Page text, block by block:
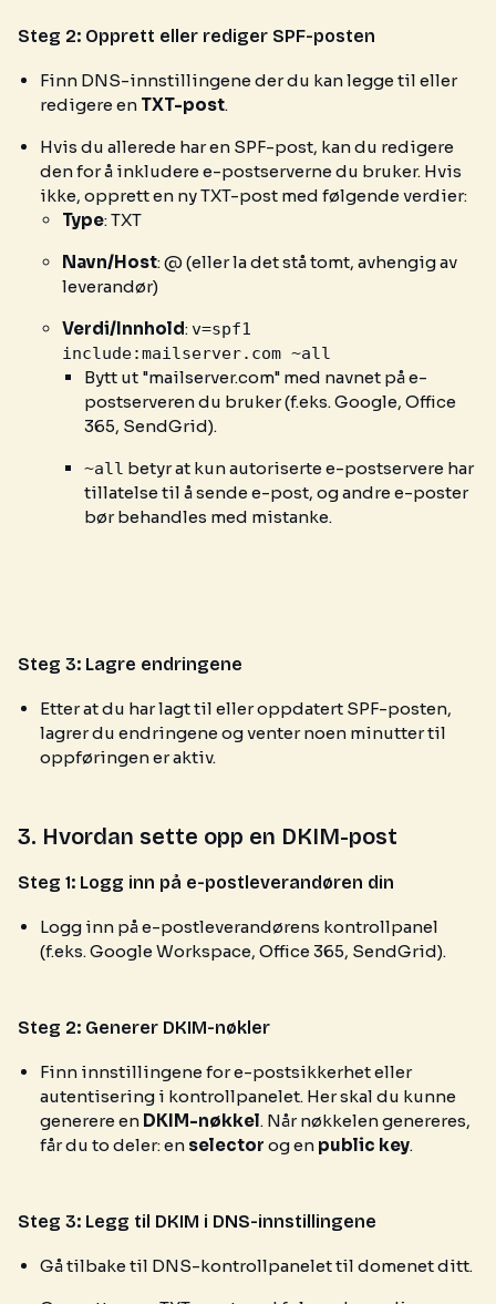
Steg 2: Opprett eller rediger SPF-posten
Finn DNS-innstillingene der du kan legge til eller
redigere en TXT-post.
Hvis du allerede har en SPF-post, kan du redigere
den for å inkludere e-postserverne du bruker. Hvis
ikke, opprett en ny TXT-post med følgende verdier:
Type: TXT
Navn/Host: @ (eller la det stå tomt, avhengig av
leverandør)
Verdi/Innhold:v=spf1
include:mailserver.com ~all
Bytt ut "mailserver.com" med navnet på e-
postserveren du bruker (f.eks. Google, Office
365, SendGrid).
~all betyr at kun autoriserte e-postservere har
tillatelse til å sende e-post, og andre e-poster
bør behandles med mistanke.
Steg 3: Lagre endringene
Etter at du har lagt til eller oppdatert SPF-posten,
lagrer du endringene og venter noen minutter til
oppføringen er aktiv.
3. Hvordan sette opp en DKIM-post
Steg 1: Logg inn på e-postleverandøren din
Logg inn på e-postleverandørens kontrollpanel
(f.eks. Google Workspace, Office 365, SendGrid).
Steg 2: Generer DKIM-nøkler
Finn innstillingene for e-postsikkerhet eller
autentisering i kontrollpanelet. Her skal du kunne
generere en DKIM-nøkkel. Når nøkkelen genereres,
får du to deler: en selector og en public key.
Steg 3: Legg til DKIM i DNS-innstillingene
Gå tilbake til DNS-kontrollpanelet til domenet ditt.